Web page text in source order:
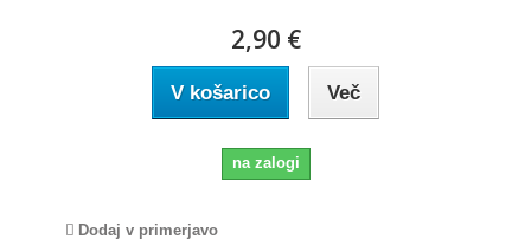
2,90 €
V košarico Več
na zalogi
Dodaj v primerjavo